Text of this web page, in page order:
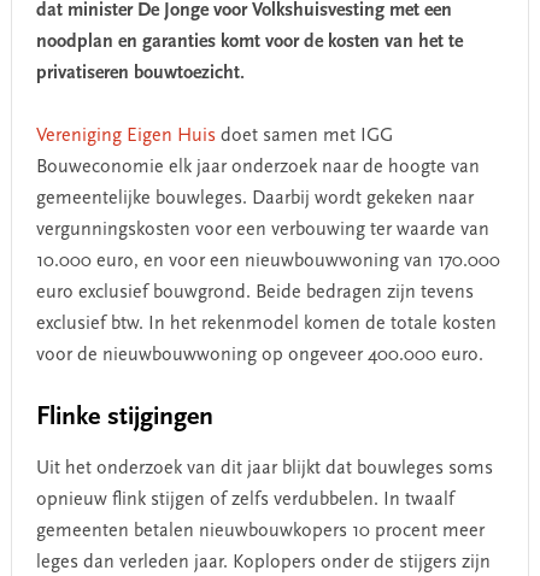
dat minister De Jonge voor Volkshuisvesting met een
noodplan en garanties komt voor de kosten van het te
privatiseren bouwtoezicht.
Vereniging Eigen Huis doet samen met IGG
Bouweconomie elk jaar onderzoek naar de hoogte van
gemeentelijke bouwleges. Daarbij wordt gekeken naar
vergunningskosten voor een verbouwing ter waarde van
10.000 euro, en voor een nieuwbouwwoning van 170.000
euro exclusief bouwgrond. Beide bedragen zijn tevens
exclusief btw. In het rekenmodel komen de totale kosten
voor de nieuwbouwwoning op ongeveer 400.000 euro.
Flinke stijgingen
Uit het onderzoek van dit jaar blijkt dat bouwleges soms
opnieuw flink stijgen of zelfs verdubbelen. In twaalf
gemeenten betalen nieuwbouwkopers 10 procent meer
leges dan verleden jaar. Koplopers onder de stijgers zijn